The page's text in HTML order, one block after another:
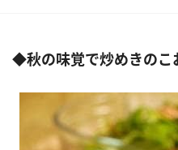
◆秋の味覚で炒めきのこ